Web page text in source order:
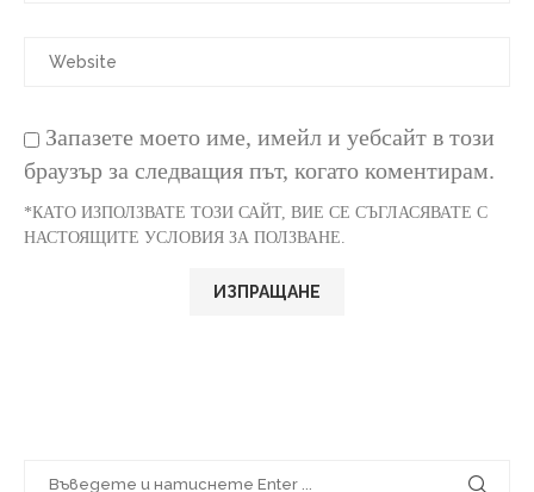
Запазете моето име, имейл и уебсайт в този
браузър за следващия път, когато коментирам.
*КАТО ИЗПОЛЗВАТЕ ТОЗИ САЙТ, ВИЕ СЕ СЪГЛАСЯВАТЕ С
НАСТОЯЩИТЕ УСЛОВИЯ ЗА ПОЛЗВАНЕ.